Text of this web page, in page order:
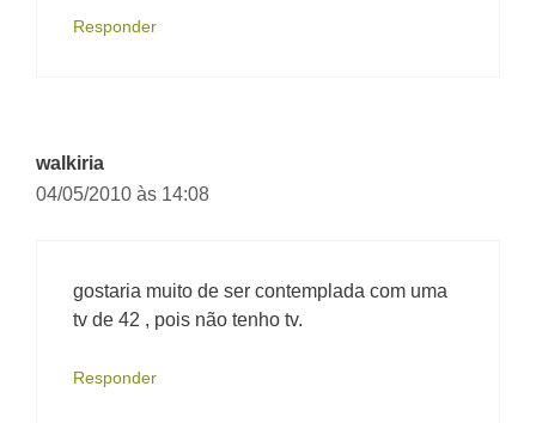
Responder
walkiria
04/05/2010 às 14:08
gostaria muito de ser contemplada com uma
tv de 42 , pois não tenho tv.
Responder